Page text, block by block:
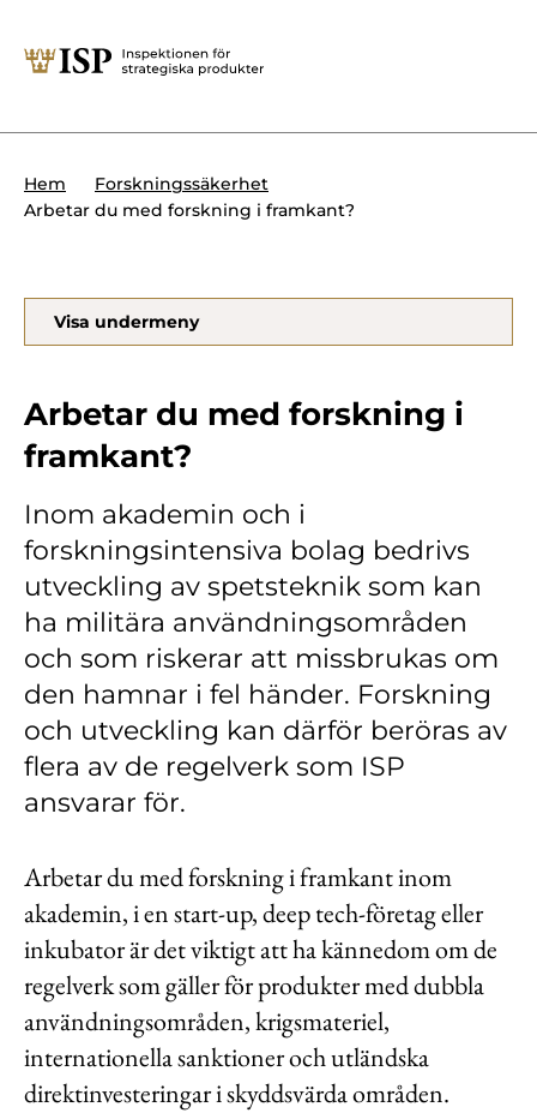
Söktips:
Presskontakt
Krigsmateriel
Produkter med dubbla
Utländska direktinvesteringar
Kemvapen-konventionen
Om ISP
Kontakt
Lediga jobb
Kundwebben
In English
Hem
Forskningssäkerhet
Arbetar du med forskning i framkant?
Visa undermeny
Arbetar du med forskning i
framkant?
Inom akademin och i
forskningsintensiva bolag bedrivs
utveckling av spetsteknik som kan
ha militära användningsområden
och som riskerar att missbrukas om
den hamnar i fel händer. Forskning
och utveckling kan därför beröras av
flera av de regelverk som ISP
ansvarar för.
Arbetar du med forskning i framkant inom
akademin, i en start-up, deep tech-företag eller
inkubator är det viktigt att ha kännedom om de
regelverk som gäller för produkter med dubbla
användningsområden, krigsmateriel,
internationella sanktioner och utländska
direktinvesteringar i skyddsvärda områden.